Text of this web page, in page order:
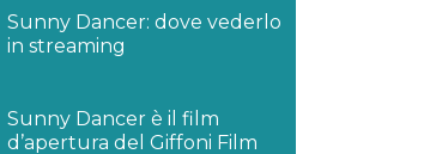
Sunny Dancer: dove vederlo
in streaming
Sunny Dancer è il film
d’apertura del Giffoni Film